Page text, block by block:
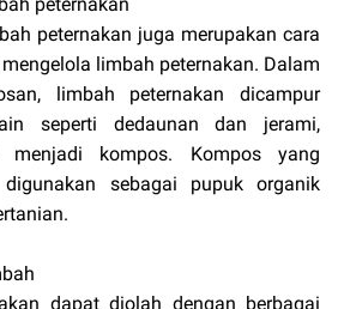
peternakan juga merupakan cara
limbah peternakan. Dalam
limbah peternakan dicampur
seperti dedaunan dan jerami,
menjadi kompos. Kompos yang
sebagai pupuk organik
dapat diolah dengan berbagai